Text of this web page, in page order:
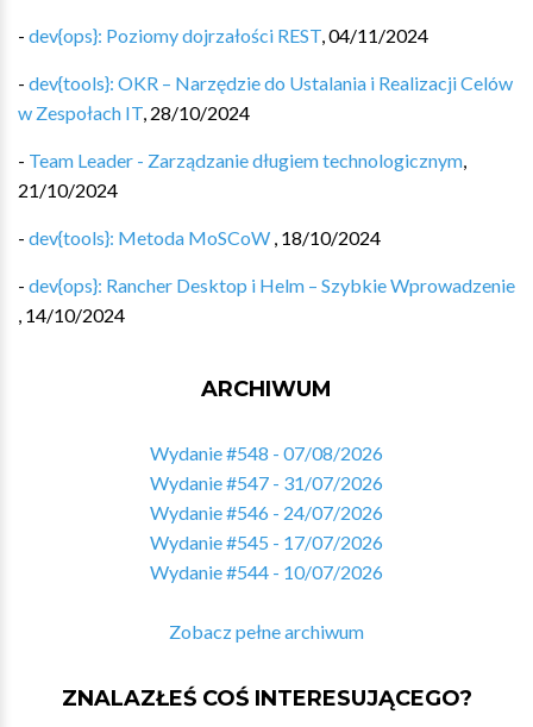
- dev{ops}: Poziomy dojrzałości REST,04/11/2024
- dev{tools}: OKR – Narzędzie do Ustalania i Realizacji Celów
w Zespołach IT, 28/10/2024
- Team Leader - Zarządzanie długiem technologicznym,
21/10/2024
- dev{tools}: Metoda MoSCoW , 18/10/2024
- dev{ops}: Rancher Desktop i Helm – Szybkie Wprowadzenie
, 14/10/2024
ARCHIWUM
Wydanie #548 - 07/08/2026
Wydanie #547 - 31/07/2026
Wydanie #546 - 24/07/2026
Wydanie #545 - 17/07/2026
Wydanie #544 - 10/07/2026
Zobacz pełne archiwum
ZNALAZŁEŚ COŚ INTERESUJĄCEGO?